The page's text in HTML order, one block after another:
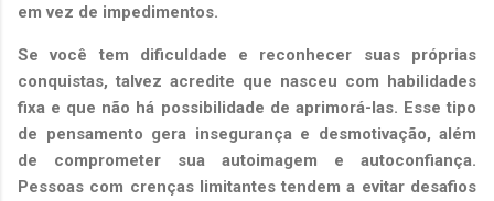
em vez de impedimentos.
Se você tem dificuldade e reconhecer suas próprias
conquistas, talvez acredite que nasceu com habilidades
fixa e que não há possibilidade de aprimorá-las. Esse tipo
de pensamento gera insegurança e desmotivação, além
de comprometer sua autoimagem e autoconfiança.
Pessoas com crenças limitantes tendem a evitar desafios